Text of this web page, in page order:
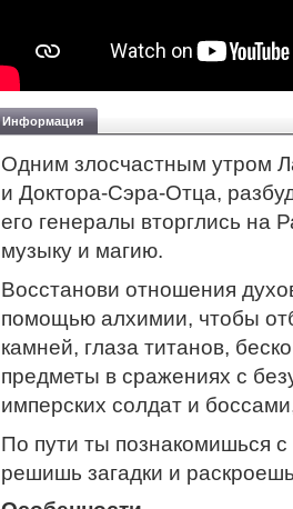
Информация
Одним злосчастным утром
и Доктора-Сэра-Отца,
его генералы вторглись на
музыку и магию.
Восстанови отношения
помощью алхимии, чтобы
камней, глаза титанов,
предметы в сражениях с
имперских солдат и
По пути ты познакомишься
решишь загадки и